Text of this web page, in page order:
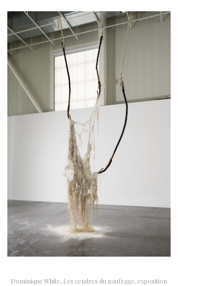
Dominique White, Les cendres du naufrage, exposition